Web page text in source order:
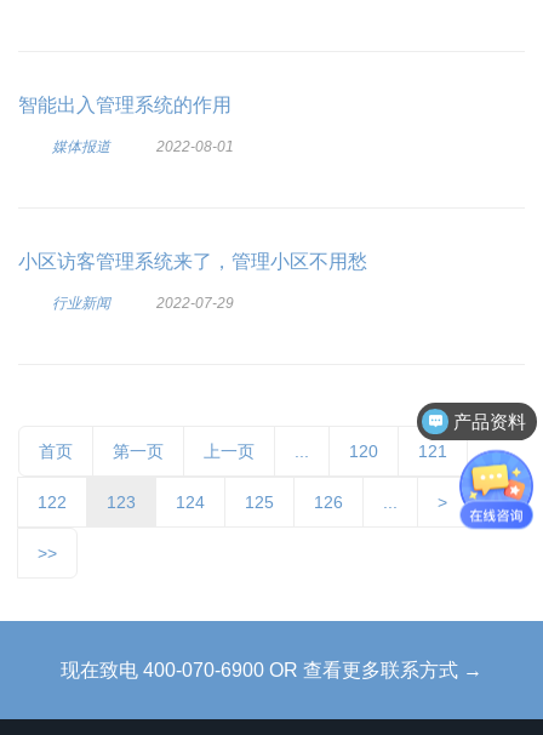
智能出入管理系统的作用
媒体报道 2022-08-01
小区访客管理系统来了，管理小区不用愁
行业新闻 2022-07-29
首页 第一页 上一页 120 121
122 123 124 125 126 >
>>
现在致电 400-070-6900 OR 查看更多联系方式 →
产品资料